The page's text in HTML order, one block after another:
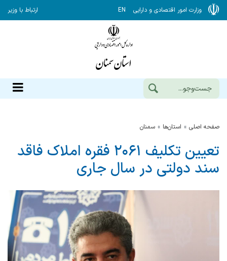
وزارت امور اقتصادی و دارایی EN ارتباط با وزیر
صفحه اصلی استان‌ها سمنان
تعیین تکلیف ۲۰۶۱ فقره املاک فاقد
سند دولتی در سال جاری